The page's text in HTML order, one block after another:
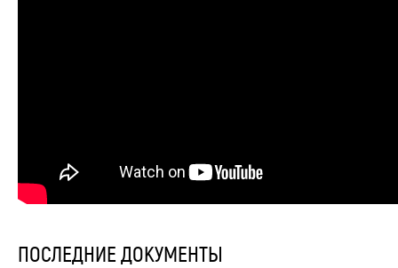
ПОСЛЕДНИЕ ДОКУМЕНТЫ